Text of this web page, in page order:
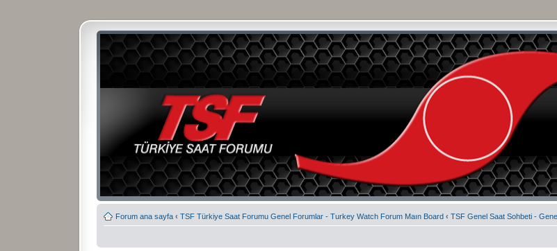
Forum ana sayfa ‹ TSF Türkiye Saat Forumu Genel Forumlar - Turkey Watch Forum Maın Board ‹ TSF Genel Saat Sohbeti -